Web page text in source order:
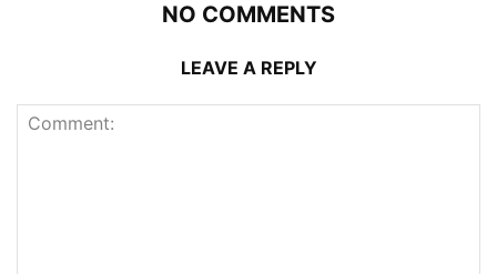
NO COMMENTS
LEAVE A REPLY